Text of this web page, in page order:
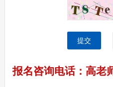
提交
报名咨询电话：高老